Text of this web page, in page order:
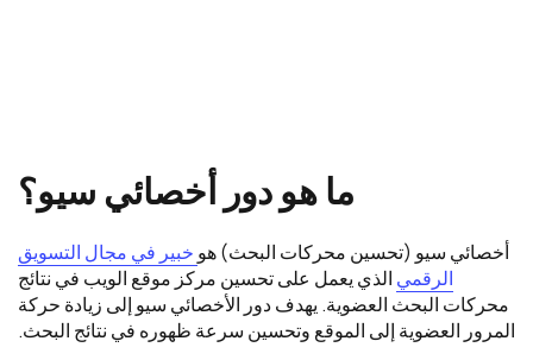
ما هو دور أخصائي سيو؟
أخصائي سيو (تحسين محركات البحث) هو خبير في مجال التسويق
الرقمي الذي يعمل على تحسين مركز موقع الويب في نتائج
محركات البحث العضوية. يهدف دور الأخصائي سيو إلى زيادة حركة
المرور العضوية إلى الموقع وتحسين سرعة ظهوره في نتائج البحث.